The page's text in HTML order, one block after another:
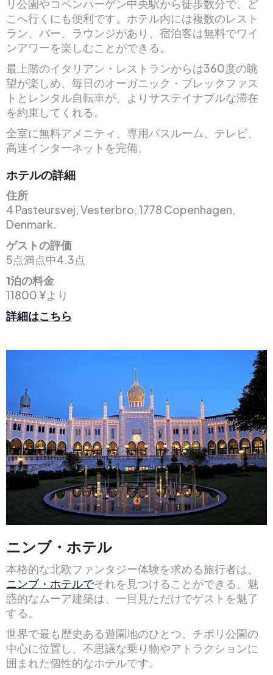
リ公園やコペンハーゲン中央駅から徒歩数分で、ど
こへ行くにも便利です。ホテル内には複数のレスト
ラン、バー、ラウンジがあり、宿泊客は無料でワイ
ンアワーを楽しむことができる。
最上階のイタリアン・レストランからは360度の眺
望が楽しめ、毎日のオーガニック・ブレックファス
トとレンタル自転車が、よりサステイナブルな滞在
を約束してくれる。
全室に無料アメニティ、専用バスルーム、テレビ、
高速インターネットを完備。
ホテルの詳細
住所
4 Pasteursvej, Vesterbro, 1778 Copenhagen,
Denmark.
ゲストの評価
5点満点中4.3点
1泊の料金
11800 ¥より
詳細はこちら
ニンブ・ホテル
本格的な北欧ファンタジー体験を求める旅行者は、
ニンブ・ホテルでそれを見つけることができる。魅
惑的なムーア建築は、一目見ただけでゲストを魅了
する。
世界で最も歴史ある遊園地のひとつ、チボリ公園の
中心に位置し、不思議な乗り物やアトラクションに
囲まれた個性的なホテルです。